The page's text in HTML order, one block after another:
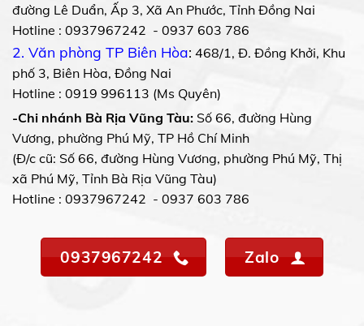
đường Lê Duẩn, Ấp 3, Xã An Phước, Tỉnh Đồng Nai
Hotline : 0937967242 - 0937 603 786
2. Văn phòng TP Biên Hòa: 468/1, Đ. Đồng Khởi, Khu
phố 3, Biên Hòa, Đồng Nai
Hotline : 0919 996113 (Ms Quyên)
-Chi nhánh Bà Rịa Vũng Tàu: Số 66, đường Hùng
Vương, phường Phú Mỹ, TP Hồ Chí Minh
(Đ/c cũ: Số 66, đường Hùng Vương, phường Phú Mỹ, Thị
xã Phú Mỹ, Tỉnh Bà Rịa Vũng Tàu)
Hotline : 0937967242 - 0937 603 786
0937967242 Zalo